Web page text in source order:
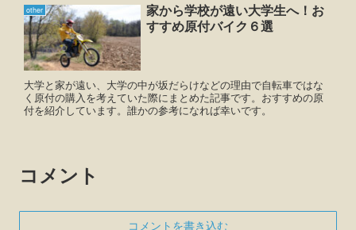
other
家から学校が遠い大学生へ！お
すすめ原付バイク６選
大学と家が遠い、大学の中が坂だらけなどの理由で自転車ではな
く原付の購入を考えていた際にまとめた記事です。おすすめの原
付を紹介しています。誰かの参考になれば幸いです。
コメント
コメントを書き込む